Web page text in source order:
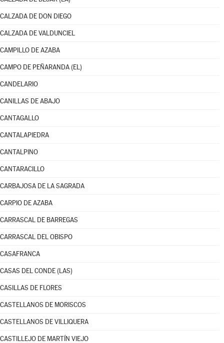
CALZADA DE DON DIEGO
CALZADA DE VALDUNCIEL
CAMPILLO DE AZABA
CAMPO DE PEÑARANDA (EL)
CANDELARIO
CANILLAS DE ABAJO
CANTAGALLO
CANTALAPIEDRA
CANTALPINO
CANTARACILLO
CARBAJOSA DE LA SAGRADA
CARPIO DE AZABA
CARRASCAL DE BARREGAS
CARRASCAL DEL OBISPO
CASAFRANCA
CASAS DEL CONDE (LAS)
CASILLAS DE FLORES
CASTELLANOS DE MORISCOS
CASTELLANOS DE VILLIQUERA
CASTILLEJO DE MARTÍN VIEJO